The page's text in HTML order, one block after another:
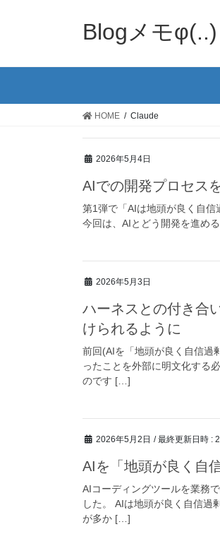
Blogメモφ(..)
HOME Claude
2026年5月4日
AIでの開発プロセス
第1弾で「AIは地頭が良く自信
今回は、AIとどう開発を進め
2026年5月3日
ハーネスとの付き合
けられるように
前回(AIを「地頭が良く自信過
ったことを外部に明文化する
のです […]
2026年5月2日 / 最終更新日時 :
AIを「地頭が良く自
AIコーディングツールを業務
した。 AIは地頭が良く自信過
が多か […]